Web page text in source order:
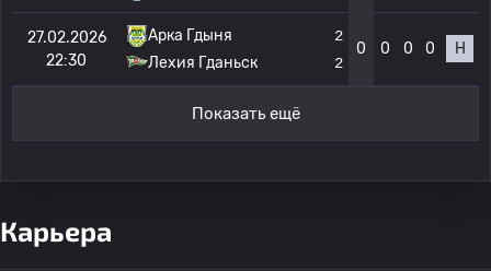
27.02.2026
22:30
Арка Гдыня
Лехия Гданьск
2
2
0 0 0 0 Н
Показать ещё
Карьера